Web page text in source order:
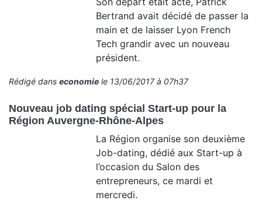
Bertrand avait décidé de passer la
main et de laisser Lyon French
Tech grandir avec un nouveau
président.
Rédigé dans economie le 13/06/2017 à 07h37
Nouveau job dating spécial Start-up pour la
Région Auvergne-Rhône-Alpes
La Région organise son deuxième
Job-dating, dédié aux Start-up à
l’occasion du Salon des
entrepreneurs, ce mardi et
mercredi.